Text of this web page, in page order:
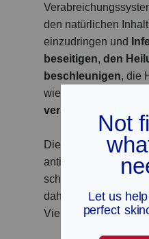
den natürlichen
einzudringen und
beseitigen, den
beschleunigen, die
wieder in einen
versetzen
Die Salben verfügen
antibakterielle,
schmerzlindernde
daher die perfekte
Vielzahl von